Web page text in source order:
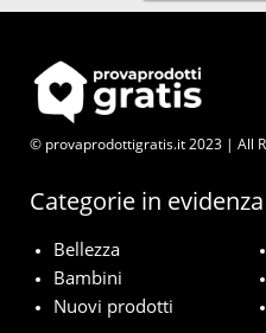
© provaprodottigratis.it 2023 | All
Categorie in evidenza
Bellezza
Bambini
Nuovi prodotti